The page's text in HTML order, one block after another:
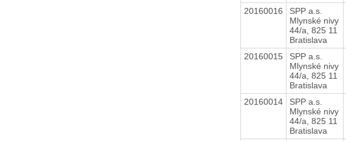
20160016
SPP a.s.
Mlynské nivy
44/a, 825 11
Bratislava
20160015
SPP a.s.
Mlynské nivy
44/a, 825 11
Bratislava
20160014
SPP a.s.
Mlynské nivy
44/a, 825 11
Bratislava